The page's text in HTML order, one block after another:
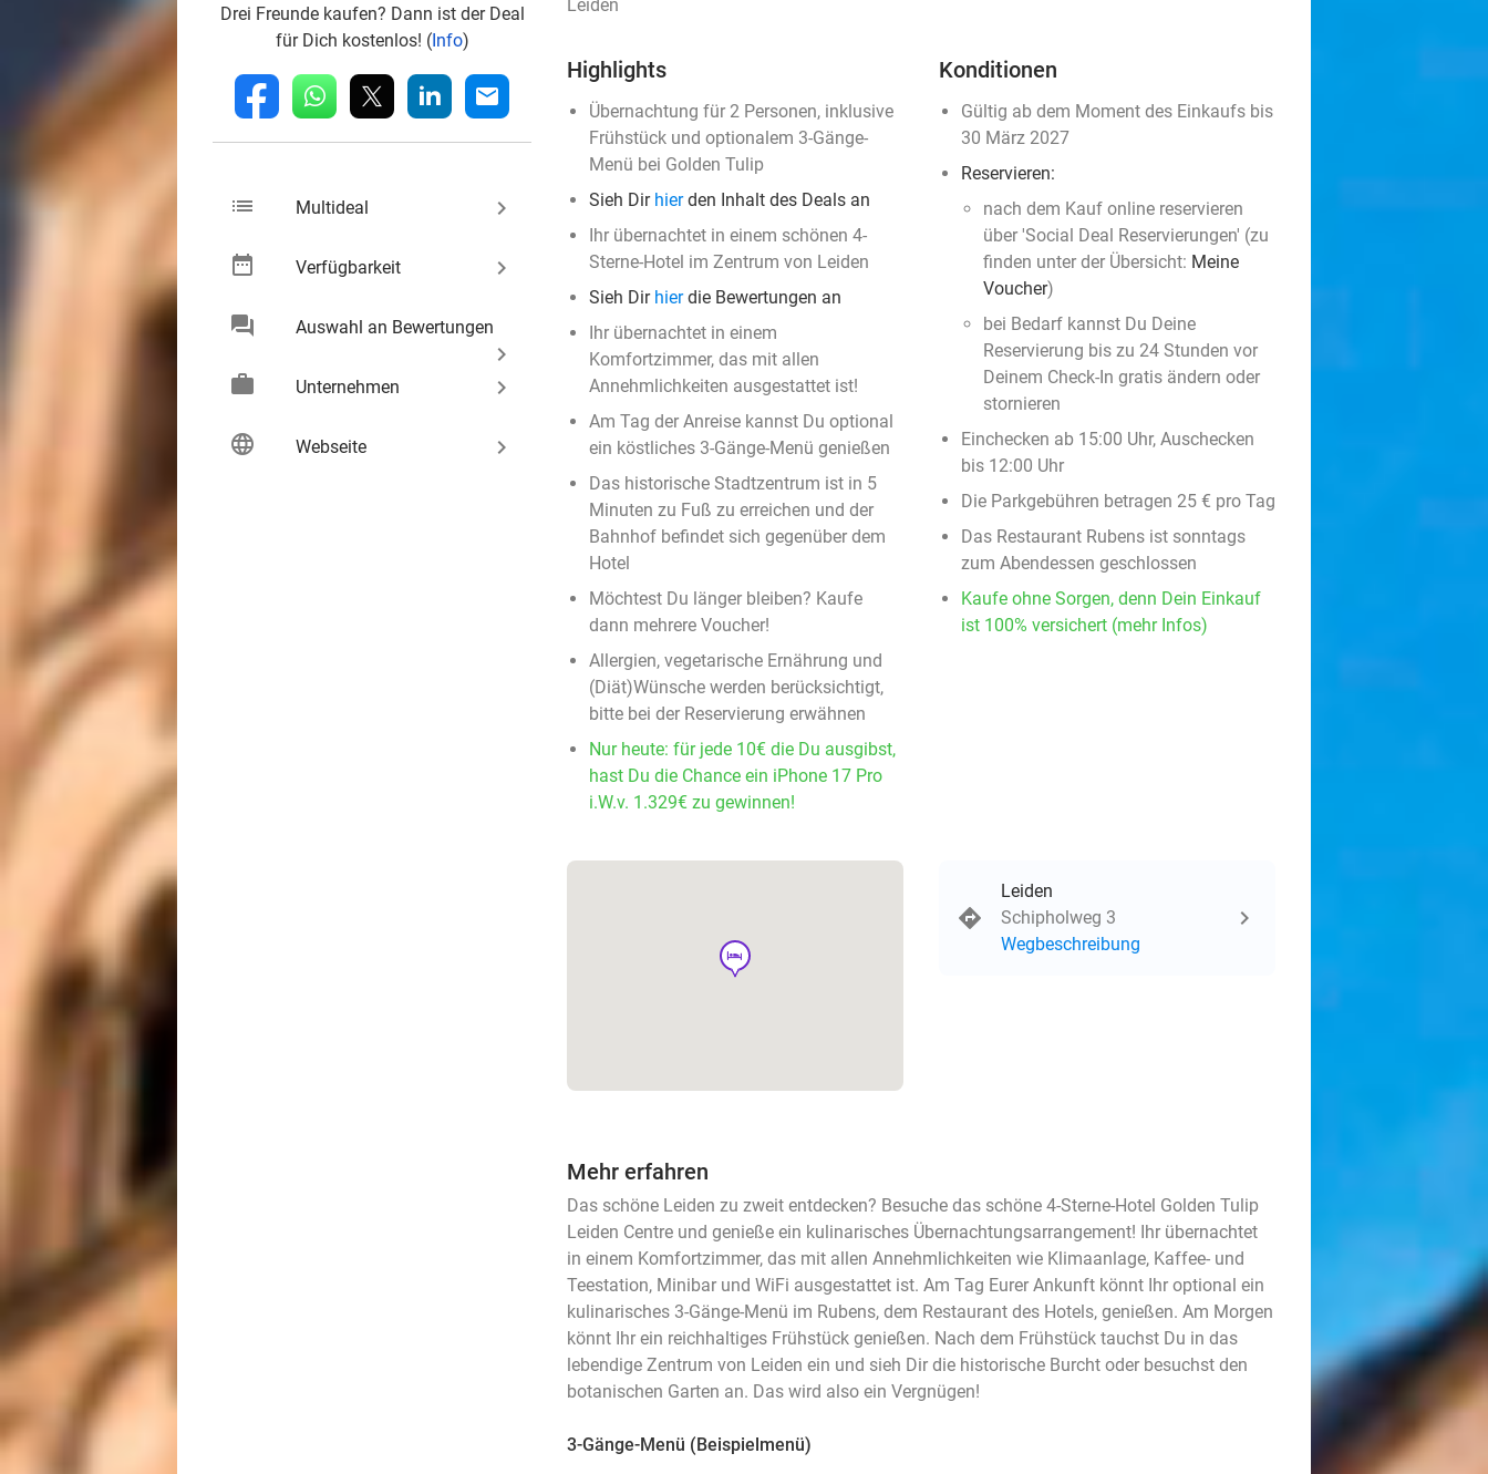
Drei Freunde kaufen? Dann ist der Deal
für Dich kostenlos! (Info)
fb whatsapp linkedin mail
list Multideal keyboard_arrow_right
date_range Verfügbarkeit keyboard_arrow_right
chat Auswahl an Bewertungen
keyboard_arrow_right
work
Unternehmen keyboard_arrow_right
language Webseite keyboard_arrow_right
Leiden
Highlights
Übernachtung für 2 Personen, inklusive
Frühstück und optionalem 3-Gänge-
Menü bei Golden Tulip
Sieh Dir hierden Inhalt des Deals an
Ihr übernachtet in einem schönen 4-
Sterne-Hotel im Zentrum von Leiden
Sieh Dir hierdie Bewertungen an
Ihr übernachtet in einem
Komfortzimmer, das mit allen
Annehmlichkeiten ausgestattet ist!
Am Tag der Anreise kannst Du optional
ein köstliches 3-Gänge-Menü genießen
Das historische Stadtzentrum ist in 5
Minuten zu Fuß zu erreichen und der
Bahnhof befindet sich gegenüber dem
Hotel
Möchtest Du länger bleiben? Kaufe
dann mehrere Voucher!
Allergien, vegetarische Ernährung und
(Diät)Wünsche werden berücksichtigt,
bitte bei der Reservierung erwähnen
Nur heute: für jede 10€ die Du ausgibst,
hast Du die Chance ein iPhone 17 Pro
i.W.v. 1.329€ zu gewinnen!
Konditionen
Gültig ab dem Moment des Einkaufs bis
30 März 2027
Reservieren:
nach dem Kauf online reservieren
über 'Social Deal Reservierungen' (zu
finden unter der Übersicht: Meine
Voucher)
bei Bedarf kannst Du Deine
Reservierung bis zu 24 Stunden vor
Deinem Check-In gratis ändern oder
stornieren
Einchecken ab 15:00 Uhr, Auschecken
bis 12:00 Uhr
Die Parkgebühren betragen 25 € pro Tag
Das Restaurant Rubens ist sonntags
zum Abendessen geschlossen
Kaufe ohne Sorgen, denn Dein Einkauf
ist 100% versichert (mehr Infos)
hotel
Leiden
Schipholweg 3
Wegbeschreibung
Mehr erfahren
Das schöne Leiden zu zweit entdecken? Besuche das schöne 4-Sterne-Hotel Golden Tulip
Leiden Centre und genieße ein kulinarisches Übernachtungsarrangement! Ihr übernachtet
in einem Komfortzimmer, das mit allen Annehmlichkeiten wie Klimaanlage, Kaffee- und
Teestation, Minibar und WiFi ausgestattet ist. Am Tag Eurer Ankunft könnt Ihr optional ein
kulinarisches 3-Gänge-Menü im Rubens, dem Restaurant des Hotels, genießen. Am Morgen
könnt Ihr ein reichhaltiges Frühstück genießen. Nach dem Frühstück tauchst Du in das
lebendige Zentrum von Leiden ein und sieh Dir die historische Burcht oder besuchst den
botanischen Garten an. Das wird also ein Vergnügen!
3-Gänge-Menü (Beispielmenü)